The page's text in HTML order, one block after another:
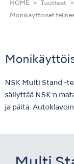
HOME Tuotteet
Monikäyttöiset
NSK Multi Stand -
säilyttää NSK:n
ja päitä.